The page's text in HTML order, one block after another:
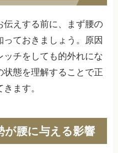
伝えする前に、まず腰の
ておきましょう。原因
ッチをしても的外れにな
状態を理解することで正
ます。
が腰に与える影響